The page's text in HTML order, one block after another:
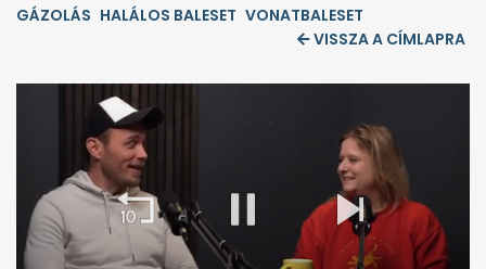
GÁZOLÁS HALÁLOS BALESET VONATBALESET
VISSZA A CÍMLAPRA